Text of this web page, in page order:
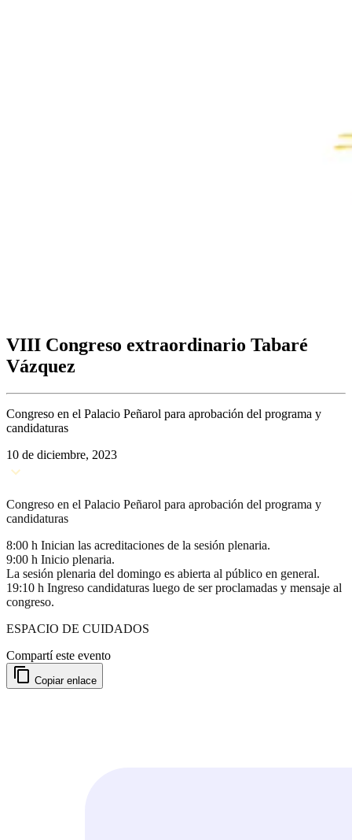
VIII Congreso extraordinario Tabaré
Vázquez
Congreso en el Palacio Peñarol para aprobación del programa y
candidaturas
10 de diciembre, 2023
Congreso en el Palacio Peñarol para aprobación del programa y
candidaturas
8:00 h Inician las acreditaciones de la sesión plenaria.
9:00 h Inicio plenaria.
La sesión plenaria del domingo es abierta al público en general.
19:10 h Ingreso candidaturas luego de ser proclamadas y mensaje al
congreso.
ESPACIO DE CUIDADOS
Compartí este evento
Copiar enlace